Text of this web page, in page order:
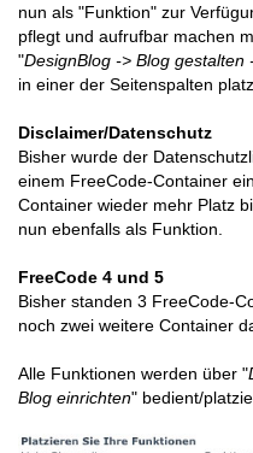
nun als "Funktion" zur
pflegt und aufrufbar machen
"DesignBlog -> Blog gestalten
in einer der Seitenspalten
Disclaimer/Datenschutz
Bisher wurde der
einem FreeCode-Container
Container wieder mehr Platz
nun ebenfalls als Funktion.
FreeCode 4 und 5
Bisher standen 3 FreeCode-
noch zwei weitere Container
Alle Funktionen werden über "
Blog einrichten" bedient/